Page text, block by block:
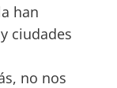
han
ciudades
no nos